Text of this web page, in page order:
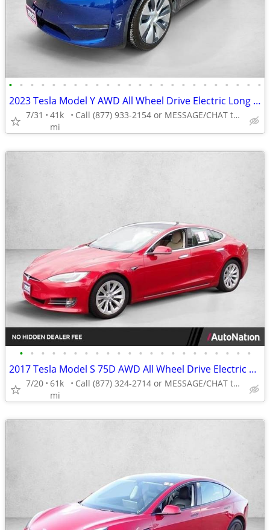
• • • • • • • • • • • • • • • • • • • • • • • •
2023 Tesla Model Y AWD All Wheel Drive Electric Long Range SUV
7/31
41k
mi
Call (877) 933-2154 or MESSAGE/CHAT to confirm availability
• • • • • • • • • • • • • • • • • • • • • •
2017 Tesla Model S 75D AWD All Wheel Drive Electric AUTONATION
7/20 61k
mi
Call (877) 324-2714 or MESSAGE/CHAT to confirm availability